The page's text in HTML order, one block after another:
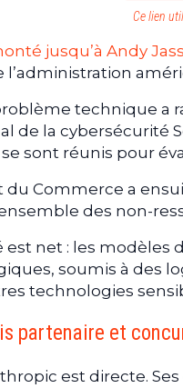
Ce lien
jusqu’à Andy
l’administration
technique a
de la cybersécurité
sont réunis pour
Commerce a
des non-
est net : les modèles
soumis à des
technologies
partenaire et
est directe.